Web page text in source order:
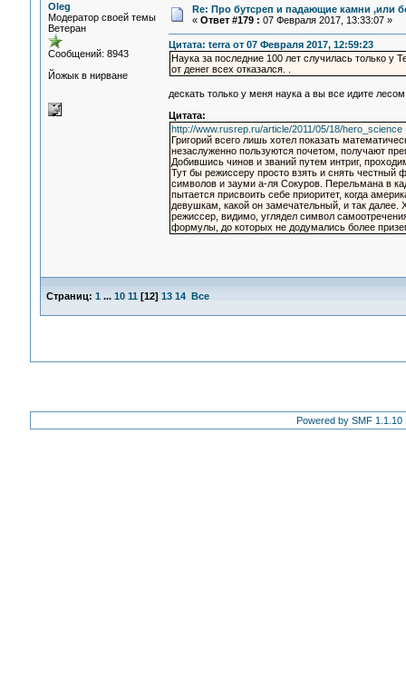
Oleg
Модератор своей темы
Ветеран
Сообщений: 8943
Йожык в нирване
Re: Про бутсреп и падающие камни ,или
« Ответ #179 : 07 Февраля 2017, 13:33:07 »
Цитата: terra от 07 Февраля 2017, 12:59:23
Наука за последние 100 лет случилась только
от денег всех отказался. .
дескать только у меня наука а вы все идите
Цитата:
http://www.rusrep.ru/article/2011/05/18/hero_science
Григорий всего лишь хотел показать
незаслуженно пользуются почетом, получают
Добившись чинов и званий путем интриг,
Тут бы режиссеру просто взять и снять
символов и зауми а-ля Сокуров. Перельмана в
пытается присвоить себе приоритет, когда
девушкам, какой он замечательный, и так далее.
режиссер, видимо, углядел символ
формулы, до которых не додумались более
Страниц: 1 ... 10 11 [12] 13 14 Все
Powered by SMF 1.1.10